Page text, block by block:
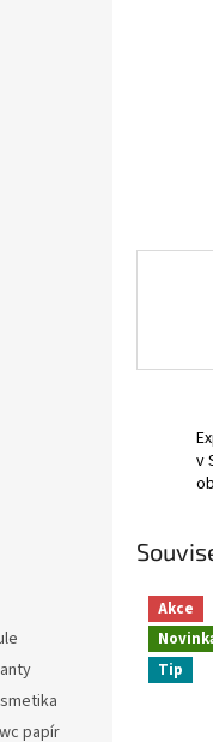
papír
v
Akce
Tip